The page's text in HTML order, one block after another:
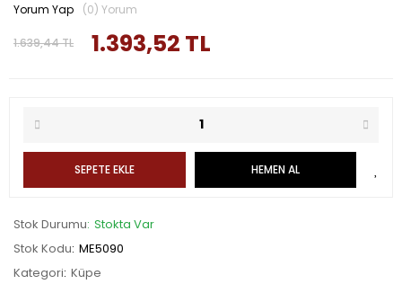
1.639,44 TL 1.393,52 TL
Yorum Yap (0) Yorum
SEPETE EKLE HEMEN AL
Stok Durumu Stokta Var
Stok Kodu ME5090
Kategori Küpe